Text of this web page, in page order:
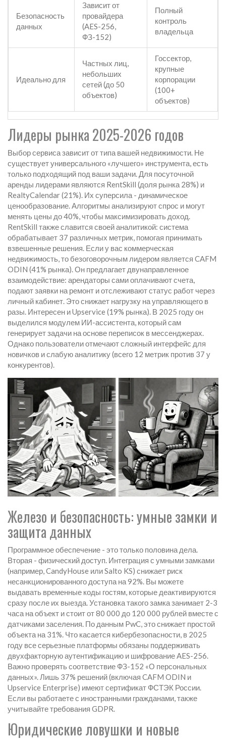
Безопасность
данных
Зависит от
провайдера
(AES-256,
ФЗ-152)
Полный
контроль
владельца
Идеально для
Частных лиц,
небольших
сетей (до 50
объектов)
Госсектор,
крупные
корпорации
(100+
объектов)
Лидеры рынка 2025-2026 годов
Выбор сервиса зависит от типа вашей недвижимости. Не
существует универсального «лучшего» инструмента, есть
только подходящий под ваши задачи. Для посуточной
аренды лидерами являются RentSkill (доля рынка 28%) и
RealtyCalendar(21%). Их суперсила - динамическое
ценообразование. Алгоритмы анализируют спрос и могут
менять цены до 40%, чтобы максимизировать доход.
RentSkill также славится своей аналитикой: система
обрабатывает 37 различных метрик, помогая принимать
взвешенные решения. Если у вас коммерческая
недвижимость, то безоговорочным лидером является CAFM
ODIN (41% рынка). Он предлагает двунаправленное
взаимодействие: арендаторы сами оплачивают счета,
подают заявки на ремонт и отслеживают статус работ через
личный кабинет. Это снижает нагрузку на управляющего в
разы. Интересен иUpservice(19% рынка). В 2025 году он
выделился модулем ИИ-ассистента, который сам
генерирует задачи на основе переписок в мессенджерах.
Однако пользователи отмечают сложный интерфейс для
новичков и слабую аналитику (всего 12 метрик против 37 у
конкурентов).
Железо и безопасность: умные замки и
защита данных
Программное обеспечение - это только половина дела.
Вторая - физический доступ. Интеграция с умными замками
(например, CandyHouse или Salto KS) снижает риск
несанкционированного доступа на 92%. Вы можете
выдавать временные коды гостям, которые деактивируются
сразу после их выезда. Установка такого замка занимает 2-3
часа на объект и стоит от 80 000 до 120 000 рублей вместе с
датчиками заселения. По данным PwC, это снижает простой
объекта на 31%. Что касается кибербезопасности, в 2025
году все серьезные платформы обязаны поддерживать
двухфакторную аутентификацию и шифрование AES-256.
Важно проверять соответствие ФЗ-152 «О персональных
данных». Лишь 37% решений (включая CAFM ODIN и
Upservice Enterprise) имеют сертификат ФСТЭК России.
Если вы работаете с иностранными гражданами, также
учитывайте требования GDPR.
Юридические ловушки и новые